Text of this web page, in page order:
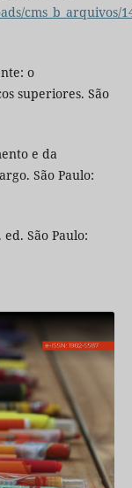
cms_b_arquivos/
o
superiores. São
e da
São Paulo:
ed. São Paulo: